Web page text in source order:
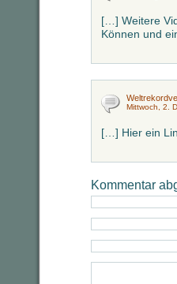
[…] Weitere
Können und
Mittwoch, 2.
[…] Hier ein
Kommentar